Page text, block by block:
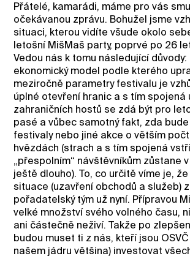
Přátelé, kamarádi, máme pro vás
očekávanou zprávu. Bohužel jsme
situaci, kterou vidíte všude okolo
letošní MišMaš party, poprvé po 26
Vedou nás k tomu následující důvody:
ekonomický model podle kterého
meziročně parametry festivalu je
úplné otevření hranic a s tím spojená
zahraničních hostů se zdá být pro
pasé a vůbec samotný fakt, zda
festivaly nebo jiné akce o větším
hvězdách (strach a s tím spojená
„přespolním“ návštěvníkům zůstane
ještě dlouho). To, co určitě víme je,
situace (uzavření obchodů a služeb)
pořadatelský tým už nyní. Přípravou
velké množství svého volného času,
ani částečně neživí. Takže po
budou muset ti z nás, kteří jsou
našem jádru většina) investovat